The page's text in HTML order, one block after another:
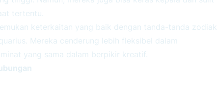
tertentu.
keterkaitan yang baik dengan tanda-tanda zodiak
Mereka cenderung lebih fleksibel dalam
yang sama dalam berpikir kreatif.